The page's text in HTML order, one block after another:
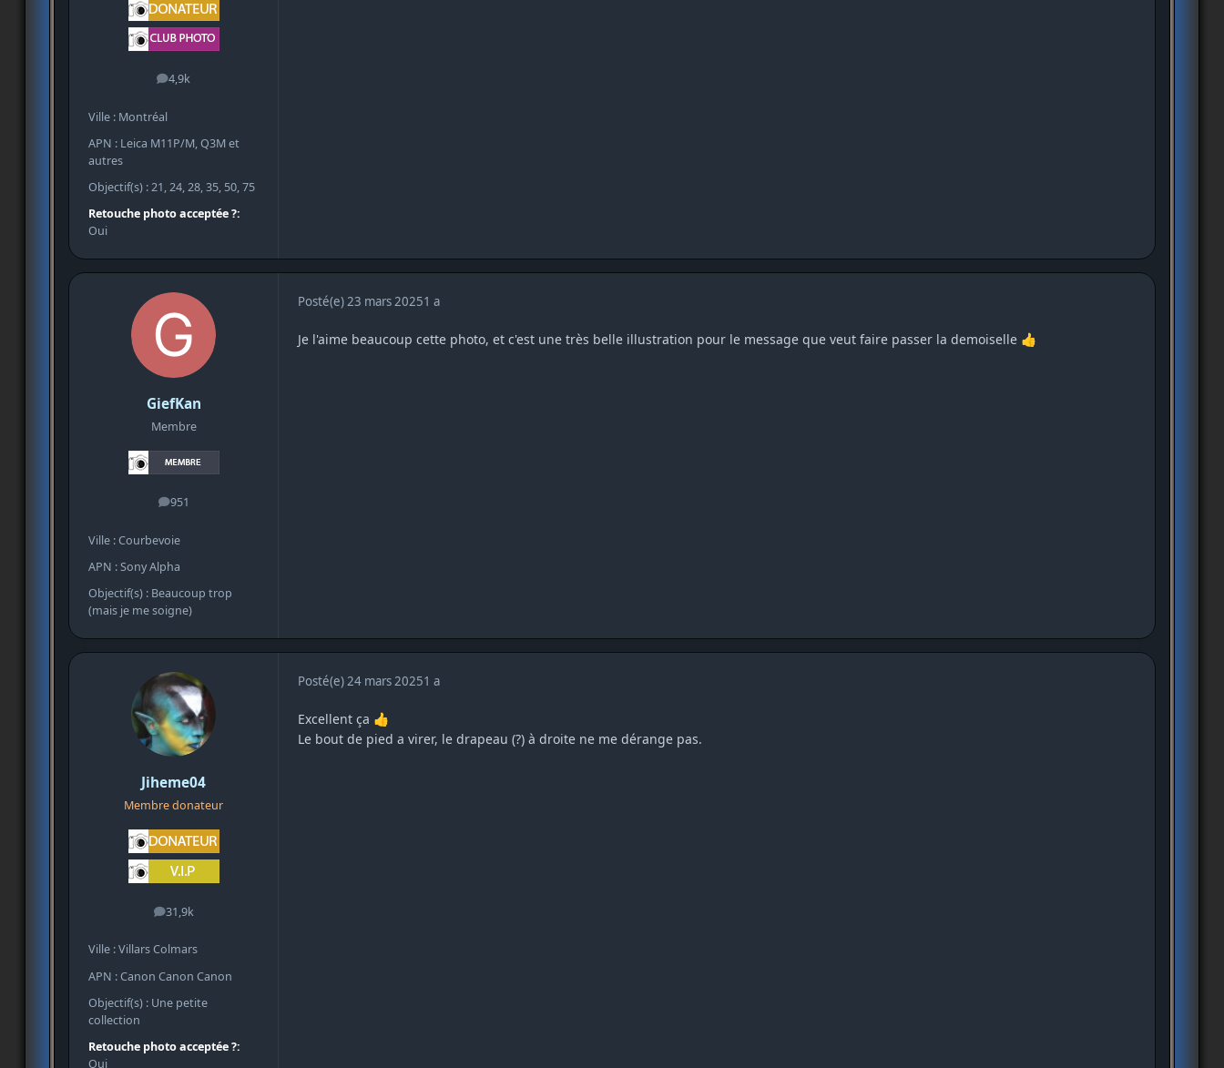
4,9k
messages
Ville : Montréal
APN : Leica M11P/M, Q3M et
autres
Objectif(s) : 21, 24, 28, 35, 50, 75
Retouche photo acceptée ?:
Oui
GiefKan
Membre
951
messages
Ville : Courbevoie
APN : Sony Alpha
Objectif(s) : Beaucoup trop
(mais je me soigne)
Posté(e)23 mars 20251 a
Je l'aime beaucoup cette photo, et c'est une très belle illustration pour le message que veut faire passer la demoiselle 👍
Jiheme04
Membre donateur
31,9k
messages
Ville : Villars Colmars
APN : Canon Canon Canon
Objectif(s) : Une petite
collection
Retouche photo acceptée ?:
Oui
Posté(e)24 mars 20251 a
Excellent ça 👍
Le bout de pied a virer, le drapeau (?) à droite ne me dérange pas.